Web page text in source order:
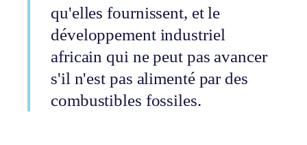
qu'elles fournissent, et le
développement industriel
africain qui ne peut pas avancer
s'il n'est pas alimenté par des
combustibles fossiles.